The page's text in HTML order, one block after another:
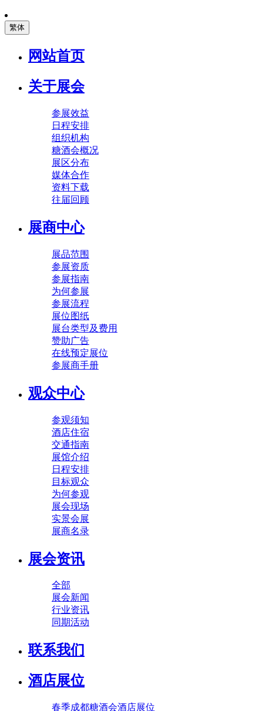
繁体
网站首页
关于展会
参展效益
日程安排
组织机构
糖酒会概况
展区分布
媒体合作
资料下载
往届回顾
展商中心
展品范围
参展资质
参展指南
为何参展
参展流程
展位图纸
展台类型及费用
赞助广告
在线预定展位
参展商手册
观众中心
参观须知
酒店住宿
交通指南
展馆介绍
日程安排
目标观众
为何参观
展会现场
实景会展
展商名录
展会资讯
全部
展会新闻
行业资讯
同期活动
联系我们
酒店展位
春季成都糖酒会酒店展位